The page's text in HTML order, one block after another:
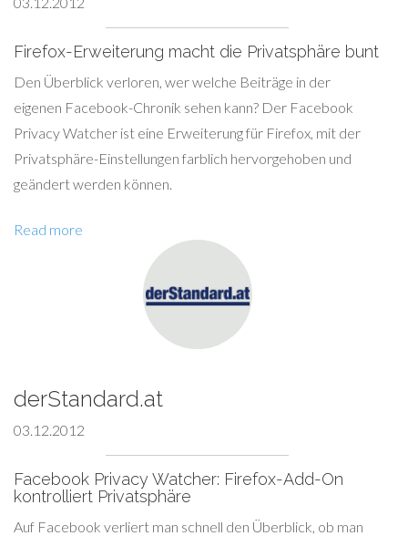
Firefox-Erweiterung macht die Privatsphäre bunt
Den Überblick verloren, wer welche Beiträge in der
eigenen Facebook-Chronik sehen kann? Der Facebook
Privacy Watcher ist eine Erweiterung für Firefox, mit der
Privatsphäre-Einstellungen farblich hervorgehoben und
geändert werden können.
Read more
derStandard.at
03.12.2012
Facebook Privacy Watcher: Firefox-Add-On
kontrolliert Privatsphäre
Auf Facebook verliert man schnell den Überblick, ob man